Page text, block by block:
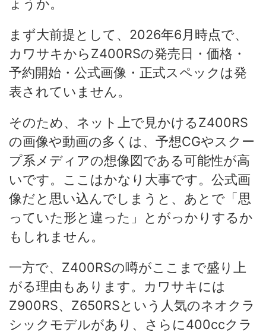
ょうか。
まず大前提として、2026年6月時点で、
カワサキからZ400RSの発売日・価格・
予約開始・公式画像・正式スペックは発
表されていません。
そのため、ネット上で見かけるZ400RS
の画像や動画の多くは、予想CGやスクー
プ系メディアの想像図である可能性が高
いです。ここはかなり大事です。公式画
像だと思い込んでしまうと、あとで「思
っていた形と違った」とがっかりするか
もしれません。
一方で、Z400RSの噂がここまで盛り上
がる理由もあります。カワサキには
Z900RS、Z650RSという人気のネオクラ
シックモデルがあり、さらに400ccクラ